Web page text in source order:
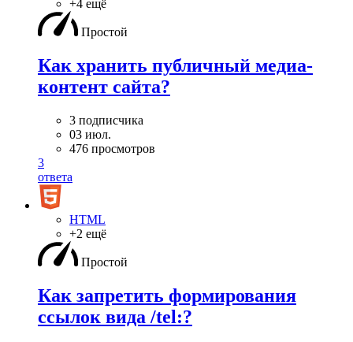
+4 ещё
Простой
Как хранить публичный медиа-
контент сайта?
3 подписчика
03 июл.
476 просмотров
3
ответа
HTML
+2 ещё
Простой
Как запретить формирования
ссылок вида /tel:?